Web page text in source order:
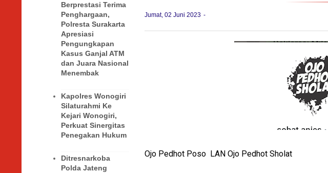
Berprestasi Terima
Penghargaan,
Polresta Surakarta
Apresiasi
Pengungkapan
Kasus Ganjal ATM
dan Juara Nasional
Menembak
Kapolres Wonogiri
Silaturahmi Ke
Kejari Wonogiri,
Perkuat Sinergitas
Penegakan Hukum
Ditresnarkoba
Polda Jateng
Jumat, 02 Juni 2023
Ojo Pedhot Poso LAN Ojo Pedhot Sholat